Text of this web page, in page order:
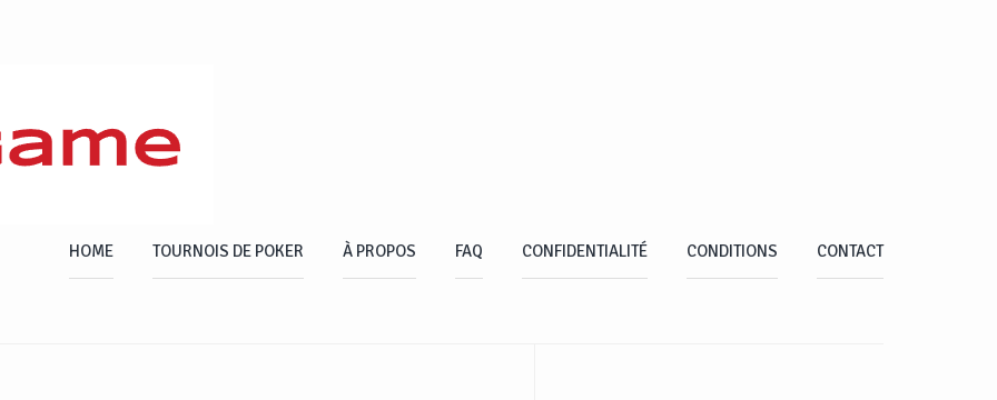
HOME TOURNOIS DE POKER À PROPOS FAQ CONFIDENTIALITÉ CONDITIONS CONTACT